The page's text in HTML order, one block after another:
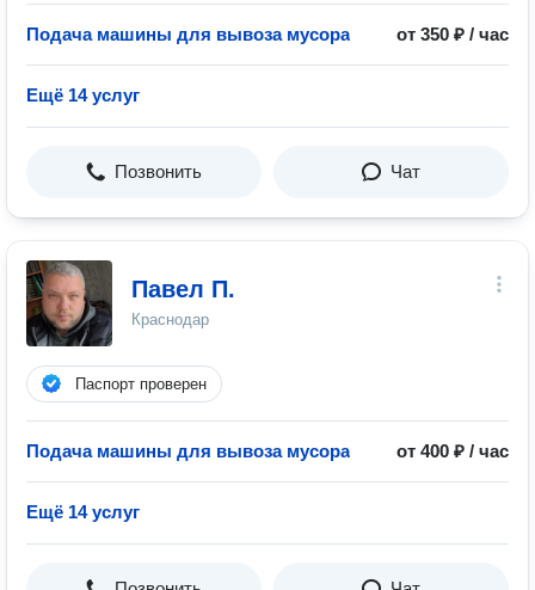
Подача машины для вывоза мусора от 350 ₽ / час
Ещё 14 услуг
Позвонить Чат
Павел П.
Краснодар
Паспорт проверен
Подача машины для вывоза мусора от 400 ₽ / час
Ещё 14 услуг